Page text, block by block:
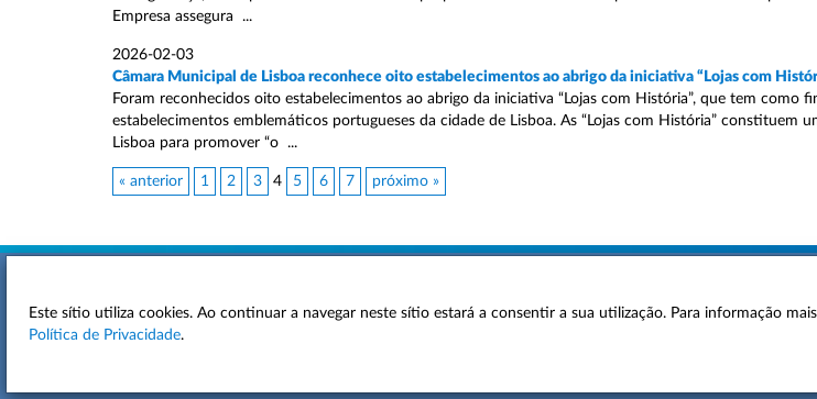
Empresa assegura ...
2026-02-03
Câmara Municipal de Lisboa reconhece oito estabelecimentos ao abrigo da iniciativa “Lojas com
Foram reconhecidos oito estabelecimentos ao abrigo da iniciativa “Lojas com História”, que tem como
estabelecimentos emblemáticos portugueses da cidade de Lisboa. As “Lojas com História” constituem
Lisboa para promover “o ...
« anterior 1 2 3 4 5 6 7 próximo »
ACESSIBILIDADE
Este sítio utiliza cookies. Ao continuar a navegar neste sítio estará a consentir a sua utilização. Para informação
Política de Privacidade.